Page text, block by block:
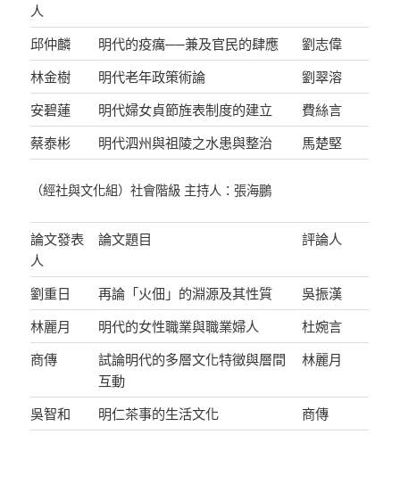
人
邱仲麟 明代的疫癘──兼及官民的肆應
劉志偉
林金樹
明代老年政策術論
劉翠溶
安碧蓮
明代婦女貞節旌表制度的建立
費絲言
蔡泰彬
明代泗州與祖陵之水患與整治 馬楚堅
（經社與文化組）社會階級 主持人：張海鵬
論文發表
人
論文題目 評論人
劉重日 再論「火佃」的淵源及其性質
吳振漢
林麗月
明代的女性職業與職業婦人
杜婉言
商傳
試論明代的多層文化特徵與層間
互動
林麗月
吳智和 明仁茶事的生活文化 商傳